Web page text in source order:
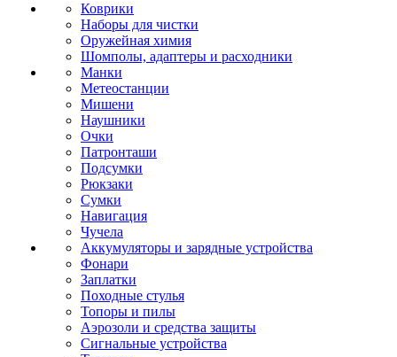
Коврики
Наборы для чистки
Оружейная химия
Шомполы, адаптеры и расходники
Манки
Метеостанции
Мишени
Наушники
Очки
Патронташи
Подсумки
Рюкзаки
Сумки
Навигация
Чучела
Аккумуляторы и зарядные устройства
Фонари
Заплатки
Походные стулья
Топоры и пилы
Аэрозоли и средства защиты
Сигнальные устройства